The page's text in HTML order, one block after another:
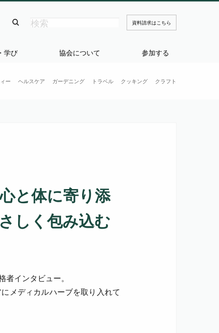
資料請求はこちら
学び 協会について 参加する
ー ヘルスケア ガーデニング トラベル クッキング クラフト
と体に寄り添
しく包み込む
インタビュー。
メディカルハーブを取り入れて